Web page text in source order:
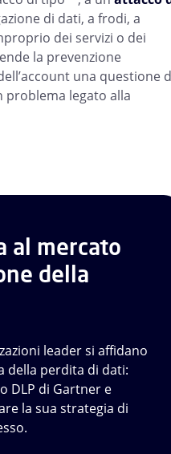
di dati, a frodi, a
dei servizi o dei
la prevenzione
una questione
problema legato alla
al mercato
della
leader si affidano
della perdita di dati:
DLP di Gartner e
la sua strategia di